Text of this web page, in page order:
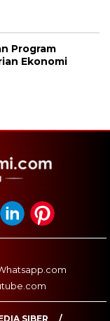
Program
Ekonomi
SIBER